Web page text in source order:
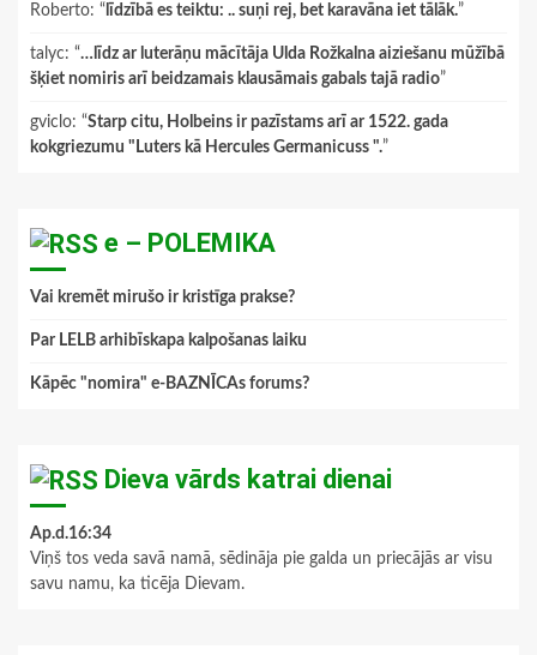
Roberto: “ līdzībā es teiktu: .. suņi rej, bet karavāna iet tālāk.”
talyc: “…līdz ar luterāņu mācītāja Ulda Rožkalna aiziešanu mūžībā
šķiet nomiris arī beidzamais klausāmais gabals tajā radio”
gviclo: “Starp citu, Holbeins ir pazīstams arī ar 1522. gada
kokgriezumu "Luters kā Hercules Germanicuss ".”
e – POLEMIKA
Vai kremēt mirušo ir kristīga prakse?
Par LELB arhibīskapa kalpošanas laiku
Kāpēc "nomira" e-BAZNĪCAs forums?
Dieva vārds katrai dienai
Ap.d.16:34
Viņš tos veda savā namā, sēdināja pie galda un priecājās ar visu
savu namu, ka ticēja Dievam.